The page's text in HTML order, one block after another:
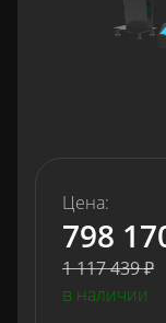
Цена:
798
1 117 439 ₽
в наличии